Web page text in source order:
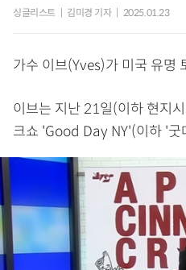
싱글리스트 김미경 기자 2025.01.23
가수 이브(Yves)가 미국 유명
이브는 지난 21일(이하 현지
크쇼 'Good Day NY'(이하 '굿